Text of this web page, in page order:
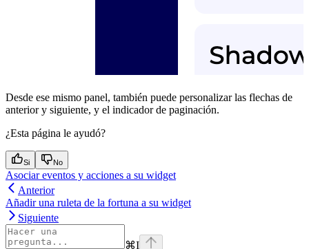
Desde ese mismo panel, también puede personalizar las flechas de
anterior y siguiente, y el indicador de paginación.
¿Esta página le ayudó?
Si No
Asociar eventos y acciones a su widget
Anterior
Añadir una ruleta de la fortuna a su widget
Siguiente
⌘I